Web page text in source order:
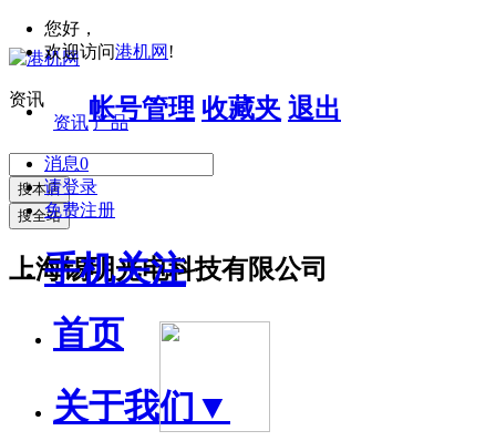
您好，
欢迎访问港机网 !
帐号管理 收藏夹 退出
消息0
请登录
免费注册
手机关注
资讯
资讯 产品
搜本店
搜全站
上海锡明光电科技有限公司
首页
关于我们 ▼